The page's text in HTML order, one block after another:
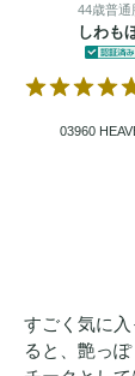
44歳普通
しわも
03960
すごく気に
ると、艶っ